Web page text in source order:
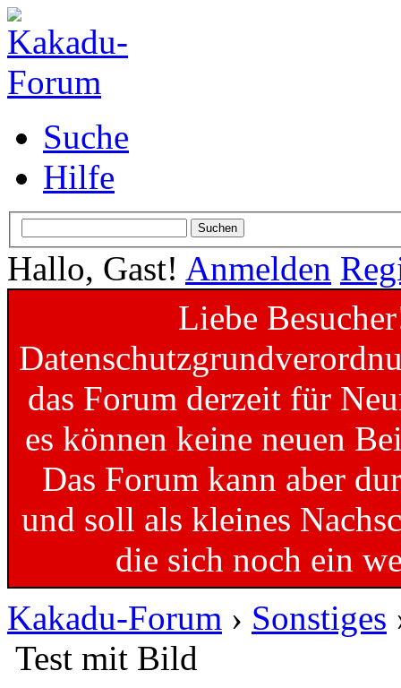
Suche
Hilfe
Hallo, Gast! Anmelden
Liebe
das Forum derzeit für
es können keine neuen
Das Forum kann aber
und soll als kleines
die sich noch ein
Kakadu-Forum › Sonstiges
Test mit Bild